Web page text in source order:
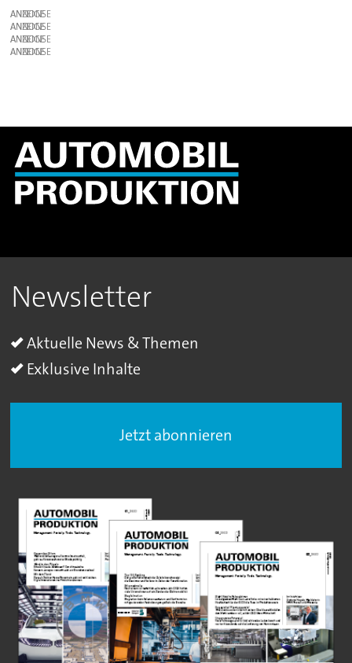
ANZEIGE
ANZEIGE
ANZEIGE
ANZEIGE
Newsletter
Aktuelle News & Themen
Exklusive Inhalte
Jetzt abonnieren